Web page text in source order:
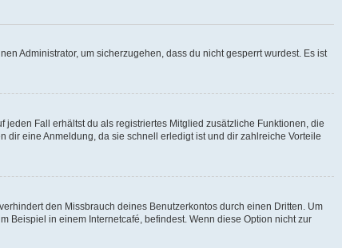
Administrator, um sicherzugehen, dass du nicht gesperrt wurdest. Es ist
Fall erhältst du als registriertes Mitglied zusätzliche Funktionen, die
dir eine Anmeldung, da sie schnell erledigt ist und dir zahlreiche Vorteile
den Missbrauch deines Benutzerkontos durch einen Dritten. Um
Beispiel in einem Internetcafé, befindest. Wenn diese Option nicht zur